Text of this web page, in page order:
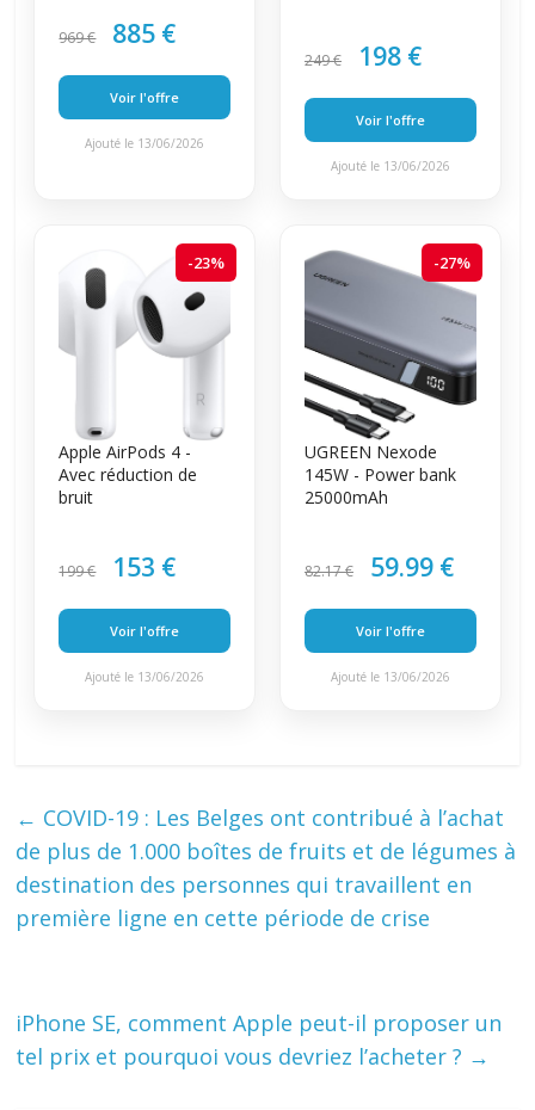
969 € 885 €
Voir l'offre
Ajouté le 13/06/2026
249 € 198 €
Voir l'offre
Ajouté le 13/06/2026
-23%
Apple AirPods 4 -
Avec réduction de
bruit
199 € 153 €
Voir l'offre
Ajouté le 13/06/2026
-27%
UGREEN Nexode
145W - Power bank
25000mAh
82.17 € 59.99 €
Voir l'offre
Ajouté le 13/06/2026
← COVID-19 : Les Belges ont contribué à l’achat
de plus de 1.000 boîtes de fruits et de légumes à
destination des personnes qui travaillent en
première ligne en cette période de crise
iPhone SE, comment Apple peut-il proposer un
tel prix et pourquoi vous devriez l’acheter ? →